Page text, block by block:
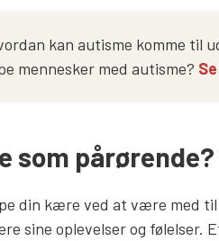
kan autisme komme til
mennesker med autisme?
som pårørende?
din kære ved at være med
sine oplevelser og følelser.